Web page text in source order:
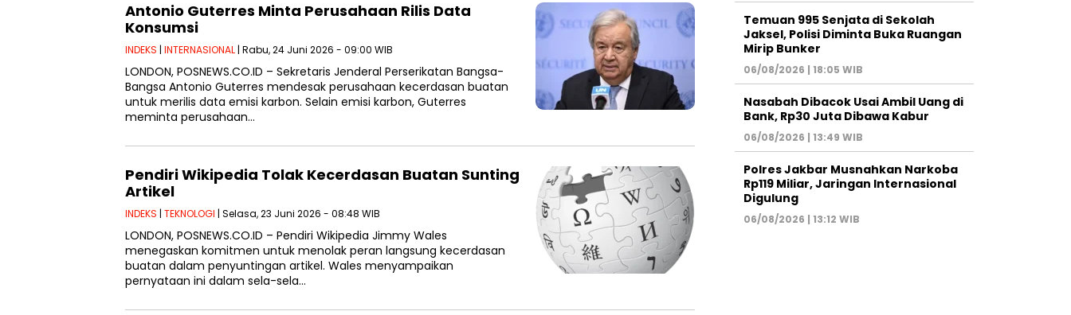
Antonio Guterres Minta Perusahaan Rilis Data
Konsumsi
INDEKS | INTERNASIONAL | Rabu, 24 Juni 2026 - 09:00 WIB
LONDON, POSNEWS.CO.ID – Sekretaris Jenderal Perserikatan Bangsa-
Bangsa Antonio Guterres mendesak perusahaan kecerdasan buatan
untuk merilis data emisi karbon. Selain emisi karbon, Guterres
meminta perusahaan…
Pendiri Wikipedia Tolak Kecerdasan Buatan Sunting
Artikel
INDEKS | TEKNOLOGI | Selasa, 23 Juni 2026 - 08:48 WIB
LONDON, POSNEWS.CO.ID – Pendiri Wikipedia Jimmy Wales
menegaskan komitmen untuk menolak peran langsung kecerdasan
buatan dalam penyuntingan artikel. Wales menyampaikan
pernyataan ini dalam sela-sela…
Temuan 995 Senjata di Sekolah
Jaksel, Polisi Diminta Buka Ruangan
Mirip Bunker
06/08/2026 | 18:05 WIB
Nasabah Dibacok Usai Ambil Uang di
Bank, Rp30 Juta Dibawa Kabur
06/08/2026 | 13:49 WIB
Polres Jakbar Musnahkan Narkoba
Rp119 Miliar, Jaringan Internasional
Digulung
06/08/2026 | 13:12 WIB